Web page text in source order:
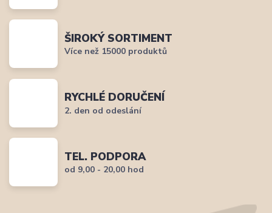
ŠIROKÝ SORTIMENT
Více než 15000 produktů
RYCHLÉ DORUČENÍ
2. den od odeslání
TEL. PODPORA
od 9,00 - 20,00 hod